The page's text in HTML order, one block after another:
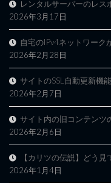
レンタルサーバーのレス
2026年3月17日
自宅のIPv4ネットワーク
2026年2月28日
サイトのSSL自動更新機
2026年2月7日
サイト内の旧コンテンツ
2026年2月6日
【カリツの伝説】どう
2026年1月4日